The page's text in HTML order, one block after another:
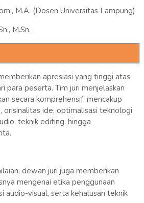
M.A. (Dosen Universitas Lampung)
M.Sn.
apresiasi yang tinggi atas
para peserta. Tim juri menjelaskan
secara komprehensif, mencakup
orisinalitas ide, optimalisasi teknologi
teknik editing, hingga
dewan juri juga memberikan
mengenai etika penggunaan
audio-visual, serta kehalusan teknik